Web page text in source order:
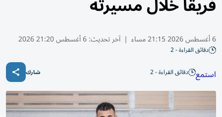
6 أغسطس 2026 21:15 مساء | آخر تحديث:6 أغسطس 21:20 2026
دقائق القراءة - 2
استمع دقائق القراءة - 2 شارك